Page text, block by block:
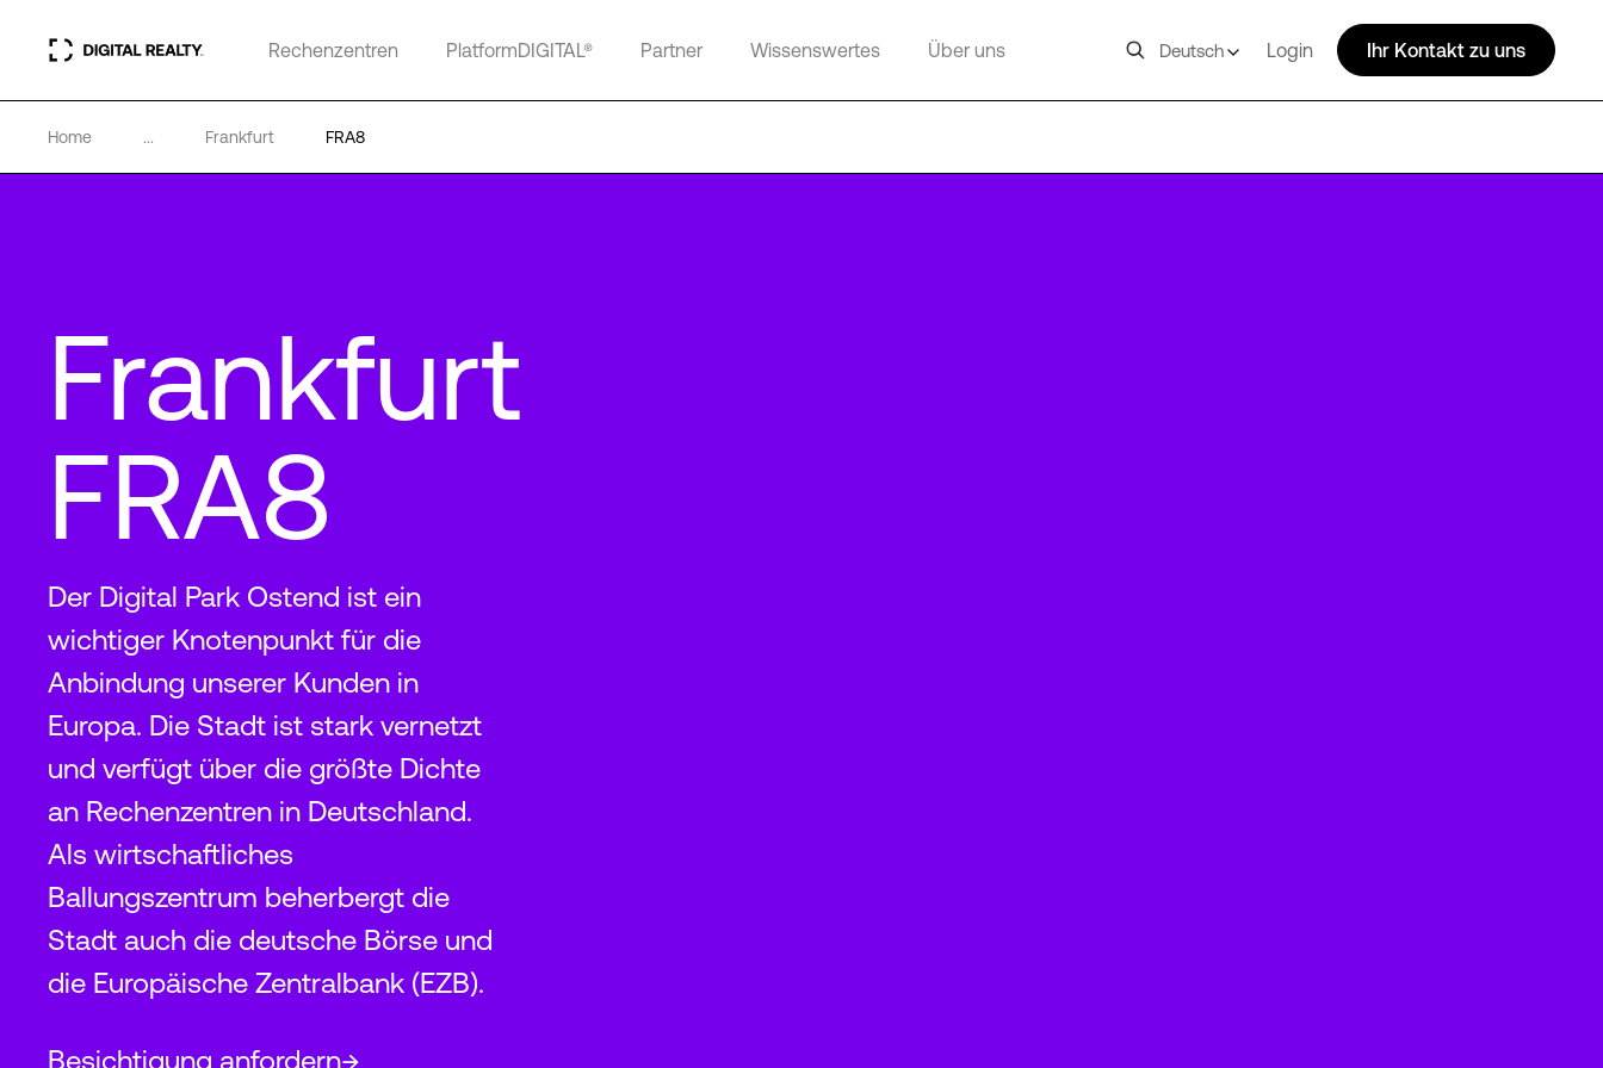
Rechenzentren PlatformDIGITAL® Partner Wissenswertes Über uns Deutsch Login Ihr Kontakt zu uns
Home ... Frankfurt FRA8
Frankfurt
FRA8
Der Digital Park Ostend ist ein
wichtiger Knotenpunkt für die
Anbindung unserer Kunden in
Europa. Die Stadt ist stark vernetzt
und verfügt über die größte Dichte
an Rechenzentren in Deutschland.
Als wirtschaftliches
Ballungszentrum beherbergt die
Stadt auch die deutsche Börse und
die Europäische Zentralbank (EZB).
Besichtigung anfordern
FRA8